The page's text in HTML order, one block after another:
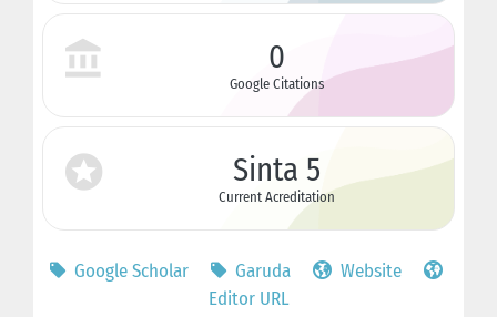
0
Google Citations
Sinta 5
Current Acreditation
Google Scholar Garuda
Website
Editor URL